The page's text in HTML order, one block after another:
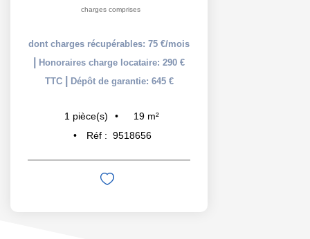
charges comprises
dont charges récupérables: 75 €/mois
Honoraires charge locataire: 290 €
TTC
Dépôt de garantie: 645 €
1 pièce(s) 19 m²
Réf : 9518656